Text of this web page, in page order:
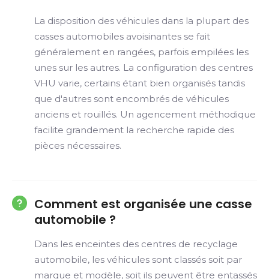
La disposition des véhicules dans la plupart des
casses automobiles avoisinantes se fait
généralement en rangées, parfois empilées les
unes sur les autres. La configuration des centres
VHU varie, certains étant bien organisés tandis
que d'autres sont encombrés de véhicules
anciens et rouillés. Un agencement méthodique
facilite grandement la recherche rapide des
pièces nécessaires.
Comment est organisée une casse
automobile ?
Dans les enceintes des centres de recyclage
automobile, les véhicules sont classés soit par
marque et modèle, soit ils peuvent être entassés